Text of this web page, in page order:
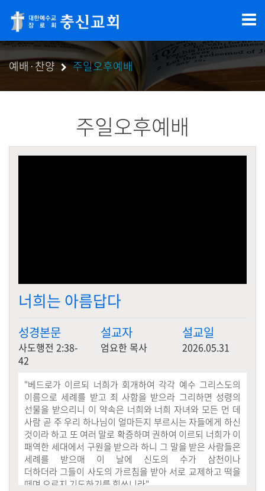
예배·찬양 주일오후예배
주일오후예배
너희는 아름답다
성경본문
사도행전 2:38-
42
설교자
엄요한 목사
설교일
2026.05.31
"베드로가 이르되 너희가 회개하여 각각 예수 그리스도의
이름으로 세례를 받고 죄 사함을 받으라 그리하면 성령의
선물을 받으리니 이 약속은 너희와 너희 자녀와 모든 먼 데
사람 곧 주 우리 하나님이 얼마든지 부르시는 자들에게 하신
것이라 하고 또 여러 말로 확증하며 권하여 이르되 너희가 이
패역한 세대에서 구원을 받으라 하니 그 말을 받은 사람들은
세례를 받으매 이 날에 신도의 수가 삼천이나
더하더라 그들이 사도의 가르침을 받아 서로 교제하고 떡을
떼며 오로지 기도하기를 힘쓰니라"